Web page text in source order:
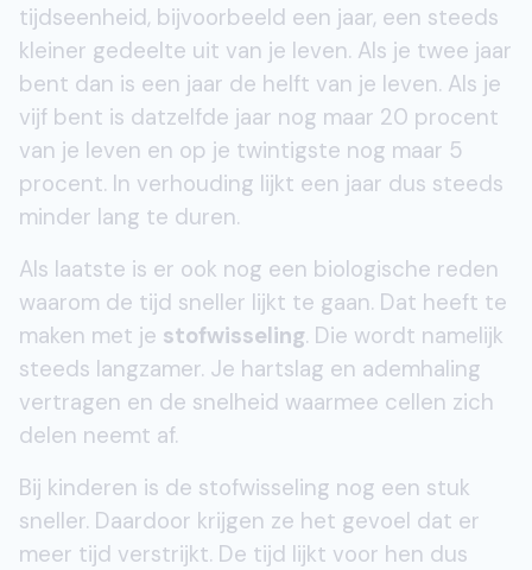
tijdseenheid, bijvoorbeeld een jaar, een steeds
kleiner gedeelte uit van je leven. Als je twee jaar
bent dan is een jaar de helft van je leven. Als je
vijf bent is datzelfde jaar nog maar 20 procent
van je leven en op je twintigste nog maar 5
procent. In verhouding lijkt een jaar dus steeds
minder lang te duren.
Als laatste is er ook nog een biologische reden
waarom de tijd sneller lijkt te gaan. Dat heeft te
maken met je stofwisseling. Die wordt namelijk
steeds langzamer. Je hartslag en ademhaling
vertragen en de snelheid waarmee cellen zich
delen neemt af.
Bij kinderen is de stofwisseling nog een stuk
sneller. Daardoor krijgen ze het gevoel dat er
meer tijd verstrijkt. De tijd lijkt voor hen dus